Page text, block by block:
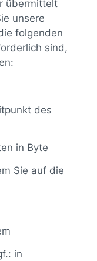
übermittelt
unsere
folgenden
sind,
des
in Byte
Sie auf die
in